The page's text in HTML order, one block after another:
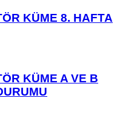
KÜME 8. HAFTA
KÜME A VE B